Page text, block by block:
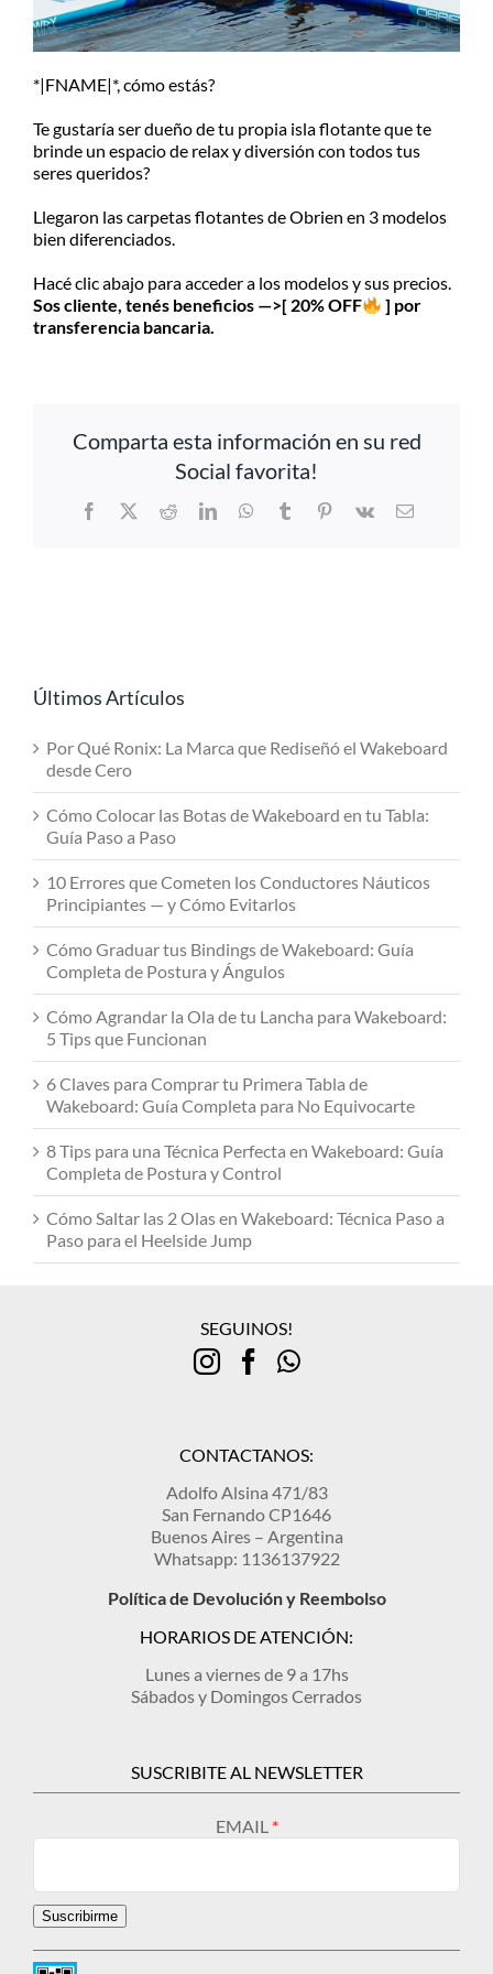
MI CUENTA
SEARCH
*|FNAME|*, cómo estás?
Te gustaría ser dueño de tu propia isla flotante que te
brinde un espacio de relax y diversión con todos tus
seres queridos?
Llegaron las carpetas flotantes de Obrien en 3 modelos
bien diferenciados.
Hacé clic abajo para acceder a los modelos y sus precios.
Sos cliente, tenés beneficios —>[ 20% OFF
] por
transferencia bancaria.
Comparta esta información en su red
Social favorita!
Facebook
X RedditLinkedInWhatsApp
TumblrPinterest
Vk Email
Últimos Artículos
Por Qué Ronix: La Marca que Rediseñó el Wakeboard
desde Cero
Cómo Colocar las Botas de Wakeboard en tu Tabla:
Guía Paso a Paso
10 Errores que Cometen los Conductores Náuticos
Principiantes — y Cómo Evitarlos
Cómo Graduar tus Bindings de Wakeboard: Guía
Completa de Postura y Ángulos
Cómo Agrandar la Ola de tu Lancha para Wakeboard:
5 Tips que Funcionan
6 Claves para Comprar tu Primera Tabla de
Wakeboard: Guía Completa para No Equivocarte
8 Tips para una Técnica Perfecta en Wakeboard: Guía
Completa de Postura y Control
Cómo Saltar las 2 Olas en Wakeboard: Técnica Paso a
Paso para el Heelside Jump
SEGUINOS!
CONTACTANOS:
Adolfo Alsina 471/83
San Fernando CP1646
Buenos Aires – Argentina
Whatsapp: 1136137922
Política de Devolución y Reembolso
HORARIOS DE ATENCIÓN:
Lunes a viernes de 9 a 17hs
Sábados y Domingos Cerrados
SUSCRIBITE AL NEWSLETTER
EMAIL
Suscribirme